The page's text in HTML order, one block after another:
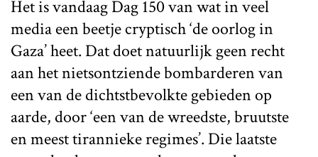
Het is vandaag Dag 150 van wat in veel
media een beetje cryptisch ‘de oorlog in
Gaza’ heet. Dat doet natuurlijk geen recht
aan het nietsontziende bombarderen van
een van de dichtstbevolkte gebieden op
aarde, door ‘een van de wreedste, bruutste
en meest tirannieke regimes’. Die laatste